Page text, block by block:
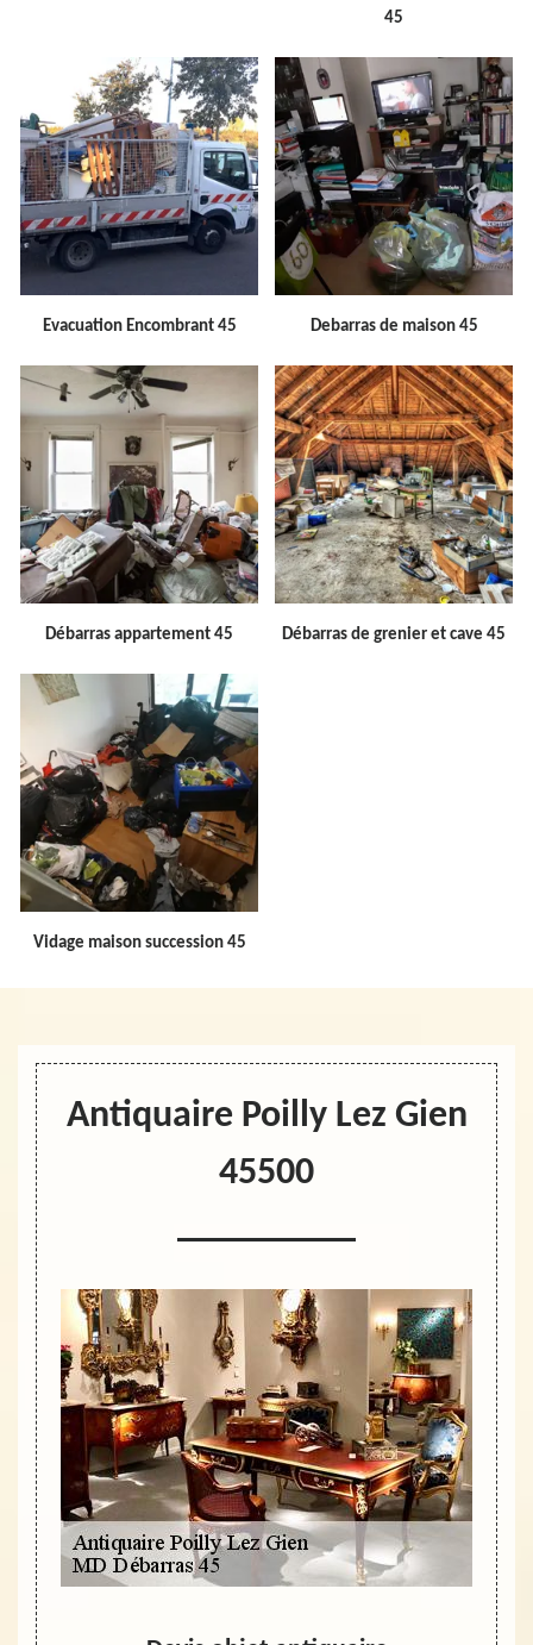
45
Evacuation Encombrant 45 Debarras de maison 45
Débarras appartement 45 Débarras de grenier et cave 45
Vidage maison succession 45
Antiquaire Poilly Lez Gien
45500